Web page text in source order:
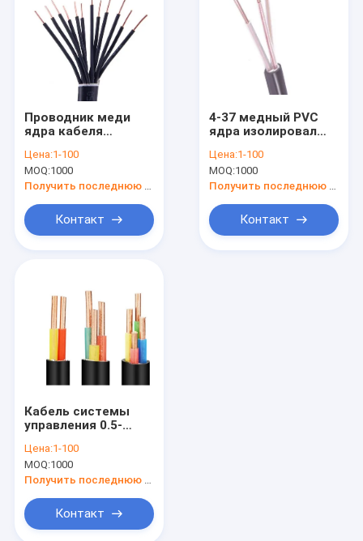
Проводник меди
ядра кабеля
управления 2-61 KVV
KVVP электрический
Цена:1-100
MOQ:1000
Контакт
4-37 медный PVC
ядра изолировал
управления
450/750V
Цена:1-100
MOQ:1000
Контакт
Кабель системы
управления 0.5-
KVV KVVP
огнезащитный
Цена:1-100
MOQ:1000
Получить последнюю цену
Контакт